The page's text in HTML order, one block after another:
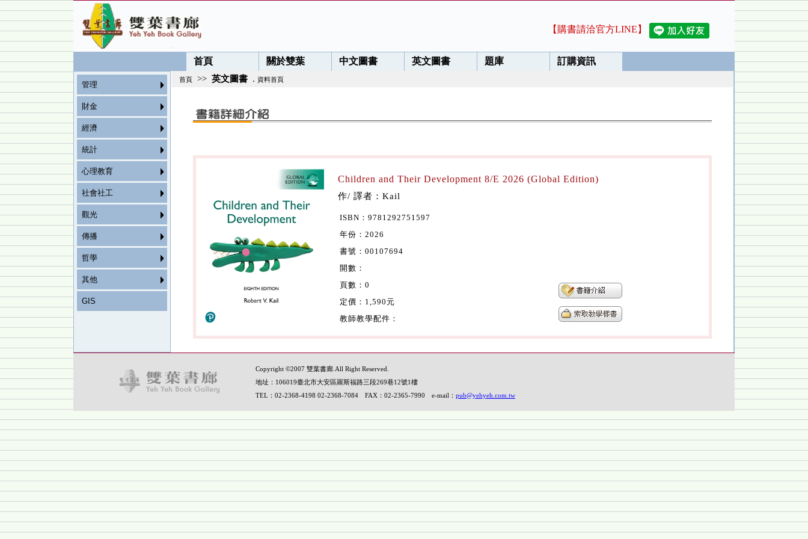
【購書請洽官方LINE】
首頁 關於雙葉 中文圖書 英文圖書 題庫 訂購資訊
管理
財金
經濟
統計
心理教育
社會社工
觀光
傳播
哲學
其他
GIS
首頁 >> 英文圖書 . 資料首頁
Children and Their Development 8/E 2026 (Global Edition)
作/ 譯者：Kail
ISBN：9781292751597
年份：2026
書號：00107694
開數：
頁數：0
定價：1,590元
教師教學配件：
Copyright ©2007 雙葉書廊.All Right Reserved.
地址：106019臺北市大安區羅斯福路三段269巷12號1樓
TEL：02-2368-4198 02-2368-7084 FAX：02-2365-7990 e-mail： pub@yehyeh.com.tw